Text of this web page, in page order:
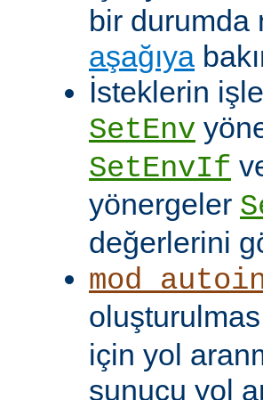
bir durumda
aşağıya
İsteklerin
SetEnv
SetEnvIf
yönergeler
değerlerini
için yol
sunucu yol